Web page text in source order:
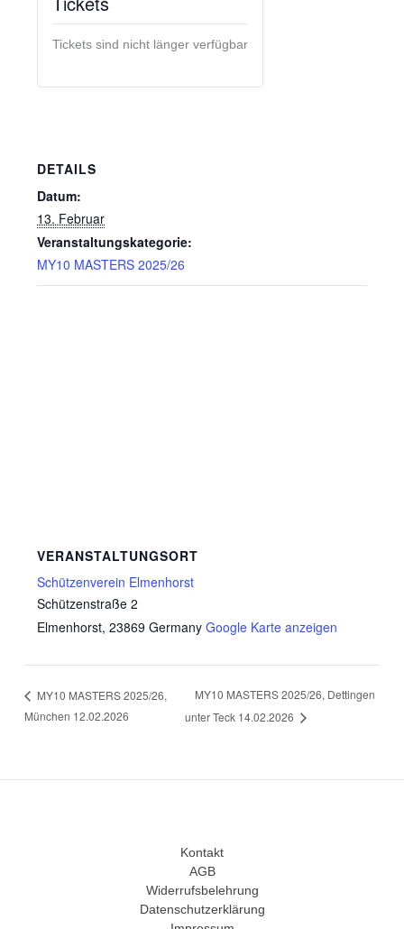
DETAILS
Datum:
13. Februar
Veranstaltungskategorie:
MY10 MASTERS 2025/26
VERANSTALTUNGSORT
Schützenverein Elmenhorst
Schützenstraße 2
Elmenhorst, 23869 Germany Google Karte anzeigen
Tickets sind nicht länger verfügbar
MY10 MASTERS 2025/26,
München 12.02.2026
MY10 MASTERS 2025/26, Dettingen
unter Teck 14.02.2026
Kontakt
AGB
Widerrufsbelehrung
Datenschutzerklärung